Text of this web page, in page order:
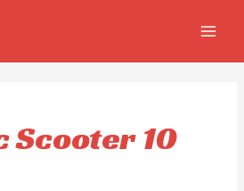
Scooter 10